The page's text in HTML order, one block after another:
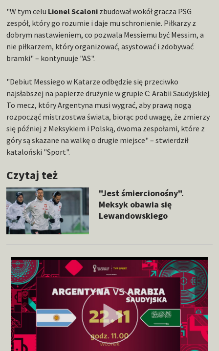
"W tym celu Lionel Scaloni zbudował wokół gracza PSG
zespół, który go rozumie i daje mu schronienie. Piłkarzy z
dobrym nastawieniem, co pozwala Messiemu być Messim, a
nie piłkarzem, który organizować, asystować i zdobywać
bramki" – kontynuuje "AS".
"Debiut Messiego w Katarze odbędzie się przeciwko
najsłabszej na papierze drużynie w grupie C: Arabii Saudyjskiej.
To mecz, który Argentyna musi wygrać, aby prawą nogą
rozpocząć mistrzostwa świata, biorąc pod uwagę, że zmierzy
się później z Meksykiem i Polską, dwoma zespołami, które z
góry są skazane na walkę o drugie miejsce" – stwierdził
kataloński "Sport".
Czytaj też
"Jest śmiercionośny".
Meksyk obawia się
Lewandowskiego